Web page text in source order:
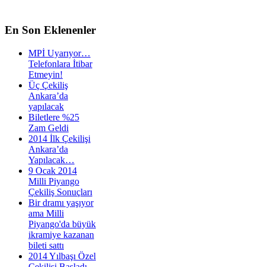
En Son Eklenenler
MPİ Uyarıyor…
Telefonlara İtibar
Etmeyin!
Üç Çekiliş
Ankara’da
yapılacak
Biletlere %25
Zam Geldi
2014 İlk Çekilişi
Ankara’da
Yapılacak…
9 Ocak 2014
Milli Piyango
Çekiliş Sonuçları
Bir dramı yaşıyor
ama Milli
Piyango'da büyük
ikramiye kazanan
bileti sattı
2014 Yılbaşı Özel